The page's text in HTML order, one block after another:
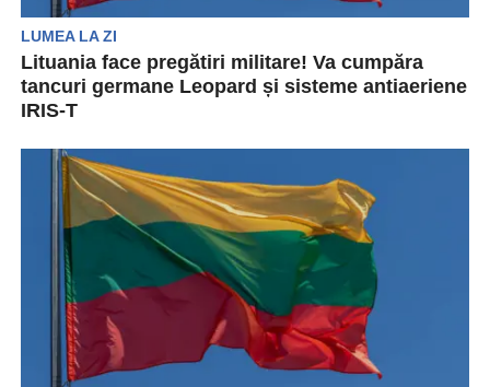
LUMEA LA ZI
Lituania face pregătiri militare! Va cumpăra
tancuri germane Leopard și sisteme antiaeriene
IRIS-T
Leopard, fabricate în Germania, și sisteme de
rachete...